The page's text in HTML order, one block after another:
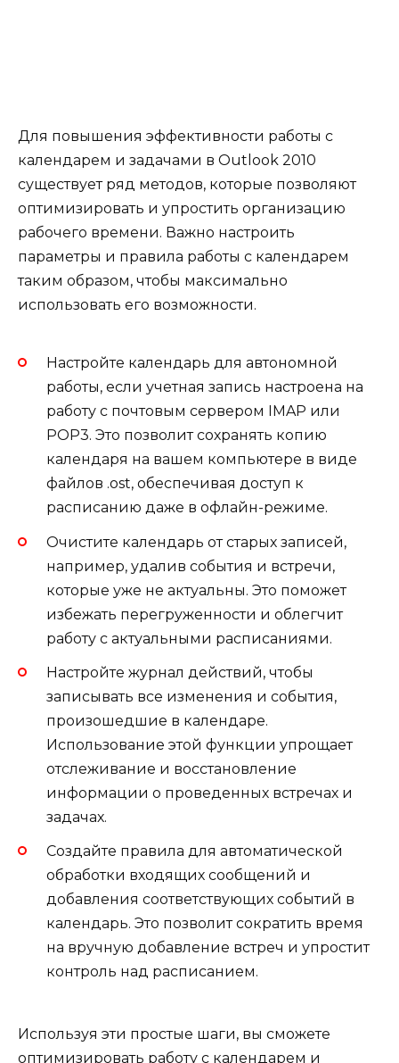
Для повышения эффективности работы с
календарем и задачами в Outlook 2010
существует ряд методов, которые позволяют
оптимизировать и упростить организацию
рабочего времени. Важно настроить
параметры и правила работы с календарем
таким образом, чтобы максимально
использовать его возможности.
Настройте календарь для автономной
работы, если учетная запись настроена на
работу с почтовым сервером IMAP или
POP3. Это позволит сохранять копию
календаря на вашем компьютере в виде
файлов .ost, обеспечивая доступ к
расписанию даже в офлайн-режиме.
Очистите календарь от старых записей,
например, удалив события и встречи,
которые уже не актуальны. Это поможет
избежать перегруженности и облегчит
работу с актуальными расписаниями.
Настройте журнал действий, чтобы
записывать все изменения и события,
произошедшие в календаре.
Использование этой функции упрощает
отслеживание и восстановление
информации о проведенных встречах и
задачах.
Создайте правила для автоматической
обработки входящих сообщений и
добавления соответствующих событий в
календарь. Это позволит сократить время
на вручную добавление встреч и упростит
контроль над расписанием.
Используя эти простые шаги, вы сможете
оптимизировать работу с календарем и